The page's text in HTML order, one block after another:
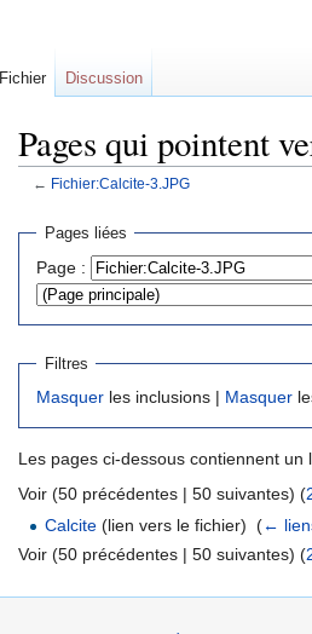
Pages qui pointent
← Fichier:Calcite-3.JPG
Pages liées
Page :
Filtres
Masquer les inclusions | Masquer
Les pages ci-dessous contiennent un
Voir (50 précédentes | 50 suivantes) (
Calcite (lien vers le fichier) ‎(←
Voir (50 précédentes | 50 suivantes) (
Fichier Discussion